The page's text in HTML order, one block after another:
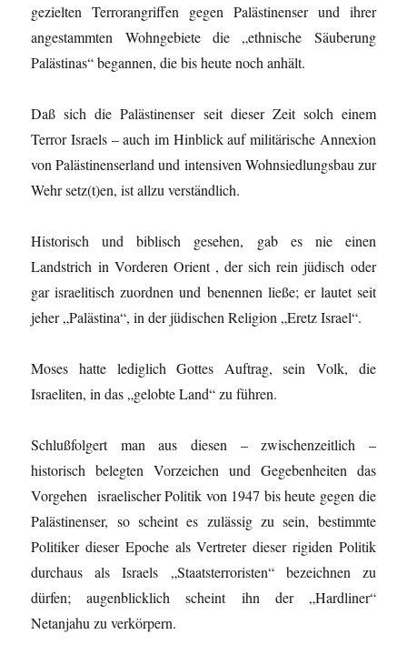
gezielten Terrorangriffen gegen Palästinenser und ihrer
angestammten Wohngebiete die „ethnische Säuberung
Palästinas“ begannen, die bis heute noch anhält.
Daß sich die Palästinenser seit dieser Zeit solch einem
Terror Israels – auch im Hinblick auf militärische Annexion
von Palästinenserland und intensiven Wohnsiedlungsbau zur
Wehr setz(t)en, ist allzu verständlich.
Historisch und biblisch gesehen, gab es nie einen
Landstrich in Vorderen Orient , der sich rein jüdisch oder
gar israelitisch zuordnen und benennen ließe; er lautet seit
jeher „Palästina“, in der jüdischen Religion „Eretz Israel“.
Moses hatte lediglich Gottes Auftrag, sein Volk, die
Israeliten, in das „gelobte Land“ zu führen.
Schlußfolgert man aus diesen – zwischenzeitlich –
historisch belegten Vorzeichen und Gegebenheiten das
Vorgehen israelischer Politik von 1947 bis heute gegen die
Palästinenser, so scheint es zulässig zu sein, bestimmte
Politiker dieser Epoche als Vertreter dieser rigiden Politik
durchaus als Israels „Staatsterroristen“ bezeichnen zu
dürfen; augenblicklich scheint ihn der „Hardliner“
Netanjahu zu verkörpern.